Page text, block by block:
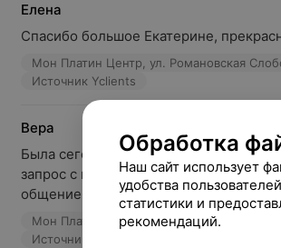
Елена
Спасибо большое Екатерине,
Мон Платин Центр, ул. Романовская
Источник Yclients
Вера
Была сегодня на стрижке, Екатерина
запрос с полуслова) Отличный
общение
Мон Платин Центр, ул. Романовская
Источник Yclients
Обработка
Наш сайт использует
удобства
статистики и
рекомендаций.